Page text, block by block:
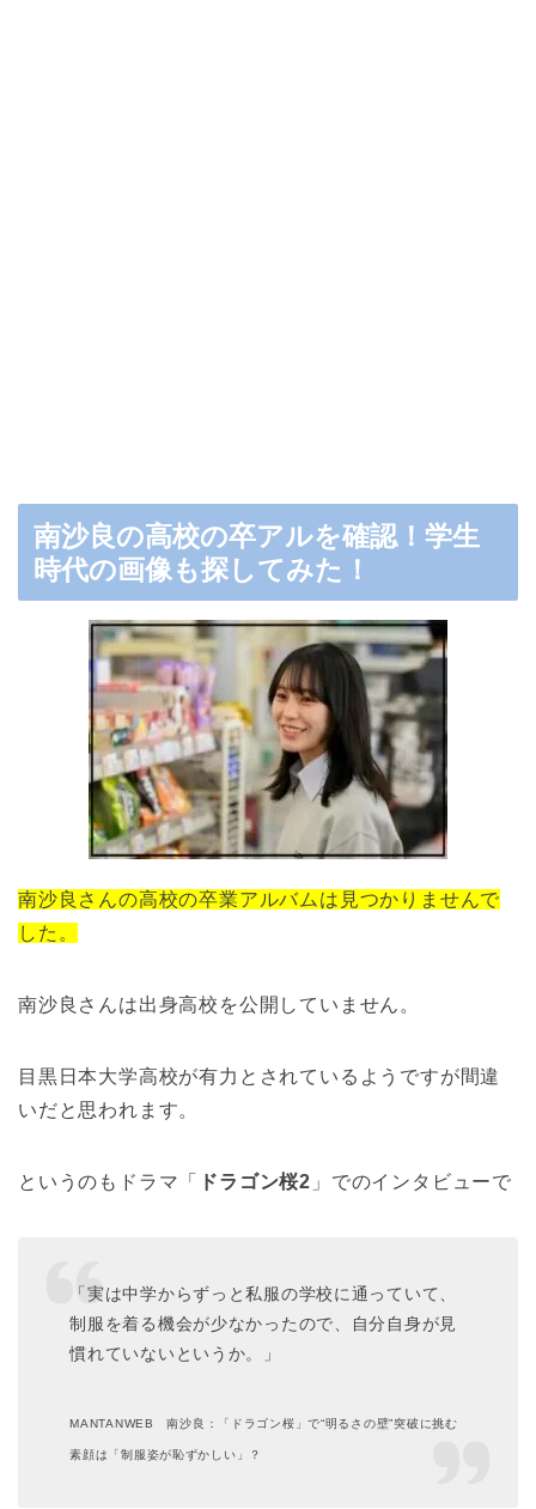
南沙良の高校の卒アルを確認！学生
時代の画像も探してみた！
南沙良さんの高校の卒業アルバムは見つかりませんで
した。
南沙良さんは出身高校を公開していません。
目黒日本大学高校が有力とされているようですが間違
いだと思われます。
というのもドラマ「 ドラゴン桜2 」でのインタビューで
「実は中学からずっと私服の学校に通っていて、
制服を着る機会が少なかったので、自分自身が見
慣れていないというか。」
MANTANWEB 南沙良：「ドラゴン桜」で“明るさの壁”突破に挑む
素顔は「制服姿が恥ずかしい」？